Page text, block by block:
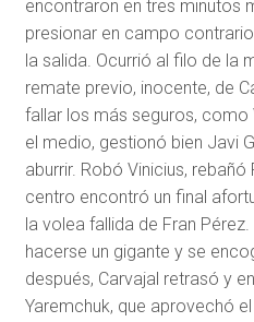
encontraron en tres minutos
presionar en campo
la salida. Ocurrió al filo de la
remate previo, inocente, de
fallar los más seguros, como
el medio, gestionó bien Javi
aburrir. Robó Vinicius, rebañó
centro encontró un final
la volea fallida de Fran
hacerse un gigante y se
después, Carvajal retrasó y
Yaremchuk, que aprovechó